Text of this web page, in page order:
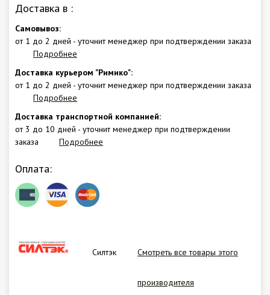
Доставка в :
Самовывоз:
от 1 до 2 дней - уточнит менеджер при подтверждении заказа
Подробнее
Доставка курьером "Римико":
от 1 до 2 дней - уточнит менеджер при подтверждении заказа
Подробнее
Доставка транспортной компанией:
от 3 до 10 дней - уточнит менеджер при подтверждении
заказа
Подробнее
Оплата:
Силтэк Смотреть все товары этого
производителя